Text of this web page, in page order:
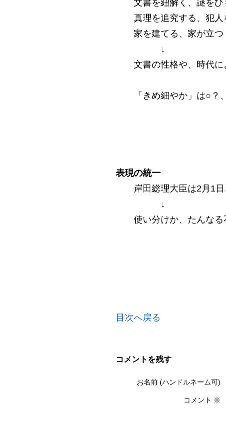
文書を紐解く、謎をひ
真理を追究する、犯人
家を建てる、家が立つ
↓
文書の性格や、時代
「きめ細やか」は○？
表現の統一
岸田総理大臣は2月1
↓
使い分けか、たんなる
目次へ戻る
コメントを残す
コメント ※
お名前 (ハンドルネーム可)